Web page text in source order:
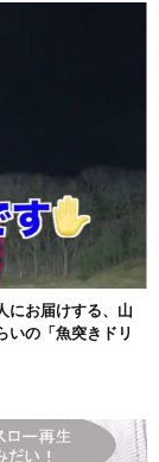
にお届けする、山
いの「魚突きドリ